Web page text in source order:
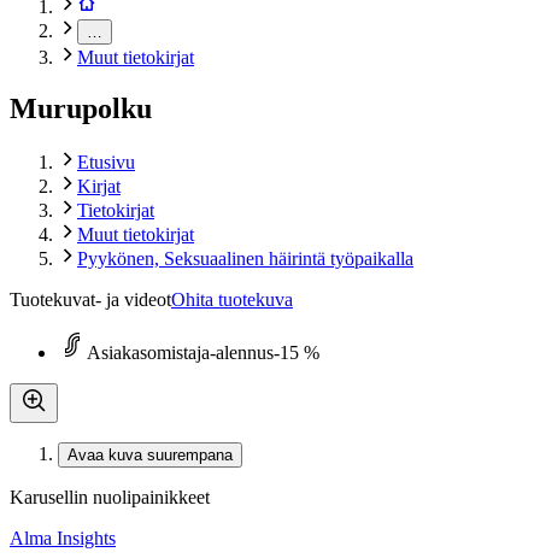
Muut tietokirjat
Murupolku
Etusivu
Kirjat
Tietokirjat
Muut tietokirjat
Pyykönen, Seksuaalinen häirintä työpaikalla
Tuotekuvat- ja videotOhita tuotekuva
Asiakasomistaja-alennus-15 %
Avaa kuva suurempana
Karusellin nuolipainikkeet
Alma Insights